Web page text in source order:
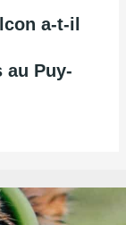
a-t-il
au Puy-